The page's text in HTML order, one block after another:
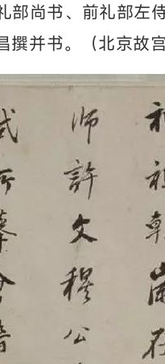
部尚书、前礼部左
撰并书。（北京故